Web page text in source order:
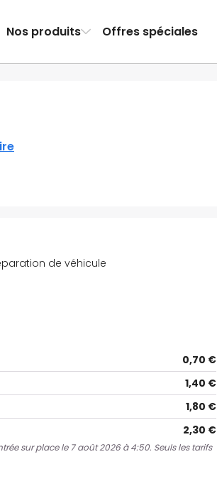
Nos produits Offres spéciales
de véhicule
0,70 €
1,40 €
1,80 €
2,30 €
sur place le 7 août 2026 à 4:50. Seuls les tarifs